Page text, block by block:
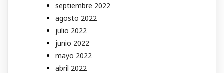
septiembre 2022
agosto 2022
julio 2022
junio 2022
mayo 2022
abril 2022